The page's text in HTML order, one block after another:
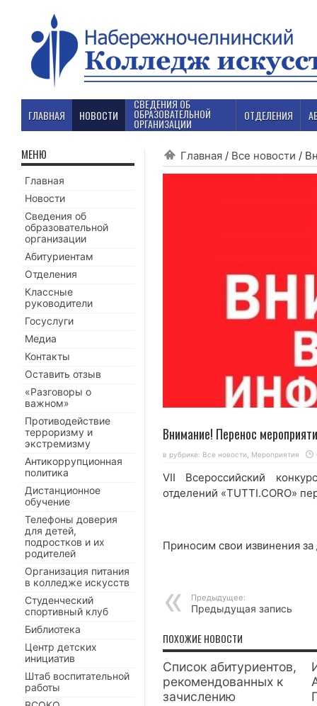
ГЛАВНАЯ НОВОСТИ
СВЕДЕНИЯ ОБ
ОБРАЗОВАТЕЛЬНОЙ
ОРГАНИЗАЦИИ
ОТДЕЛЕНИЯ
Главная / Все новости /
Внимание! Перенос
в рубрике: Все новости Мероприятия
VII Всероссийский
отделений «TUTTI.CORO»
Приносим свои извинения
Предыдущее:
Предыдущая запись
ПОХОЖИЕ НОВОСТИ
Список абитуриентов,
рекомендованных к
зачислению
МЕНЮ
Главная
Новости
Сведения об
образовательной
организации
Абитуриентам
Отделения
Классные
руководители
Госуслуги
Медиа
Контакты
Оставить отзыв
«Разговоры о
важном»
Противодействие
терроризму и
экстремизму
Антикоррупционная
политика
Дистанционное
обучение
Телефоны доверия
для детей,
подростков и их
родителей
Организация питания
в колледже искусств
Студенческий
спортивный клуб
Библиотека
Центр детских
инициатив
Штаб воспитательной
работы